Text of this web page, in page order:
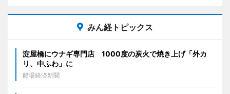
みん経トピックス
淀屋橋にウナギ専門店 1000度の炭火で焼き上げ「外カ
リ、中ふわ」に
船場経済新聞